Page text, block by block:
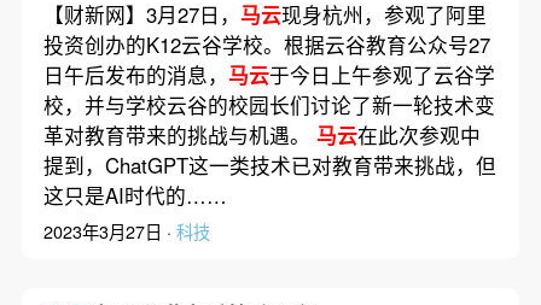
【财新网】3月27日， 马云现身杭州，参观了阿里
投资创办的K12云谷学校。根据云谷教育公众号27
日午后发布的消息， 马云于今日上午参观了云谷学
校，并与学校云谷的校园长们讨论了新一轮技术变
革对教育带来的挑战与机遇。 马云在此次参观中
提到，ChatGPT这一类技术已对教育带来挑战，但
这只是AI时代的……
2023年3月27日 · 科技